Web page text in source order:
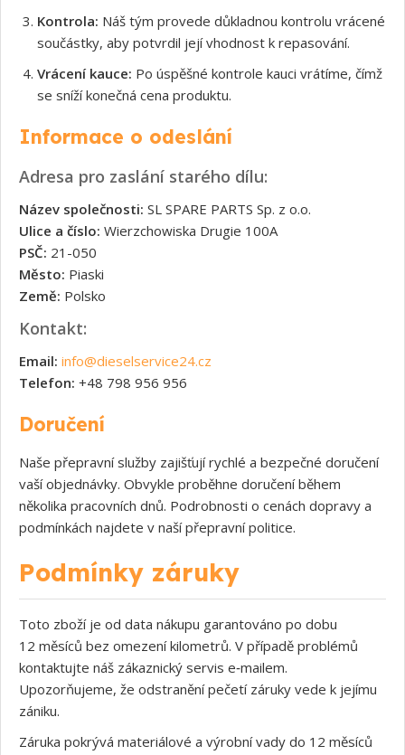
Kontrola: Náš tým provede důkladnou kontrolu vrácené
součástky, aby potvrdil její vhodnost k repasování.
Vrácení kauce: Po úspěšné kontrole kauci vrátíme, čímž
se sníží konečná cena produktu.
Informace o odeslání
Adresa pro zaslání starého dílu:
Název společnosti: SL SPARE PARTS Sp. z o.o.
Ulice a číslo: Wierzchowiska Drugie 100A
PSČ: 21-050
Město: Piaski
Země: Polsko
Kontakt:
Email: info@dieselservice24.cz
Telefon: +48 798 956 956
Doručení
Naše přepravní služby zajišťují rychlé a bezpečné doručení
vaší objednávky. Obvykle proběhne doručení během
několika pracovních dnů. Podrobnosti o cenách dopravy a
podmínkách najdete v naší přepravní politice.
Podmínky záruky
Toto zboží je od data nákupu garantováno po dobu
12 měsíců bez omezení kilometrů. V případě problémů
kontaktujte náš zákaznický servis e‑mailem.
Upozorňujeme, že odstranění pečetí záruky vede k jejímu
zániku.
Záruka pokrývá materiálové a výrobní vady do 12 měsíců